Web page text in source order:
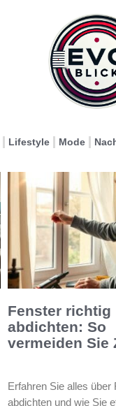
Lifestyle Mode
Fenster richtig
abdichten: So
vermeiden Sie
Erfahren Sie alles über
abdichten und wie Sie